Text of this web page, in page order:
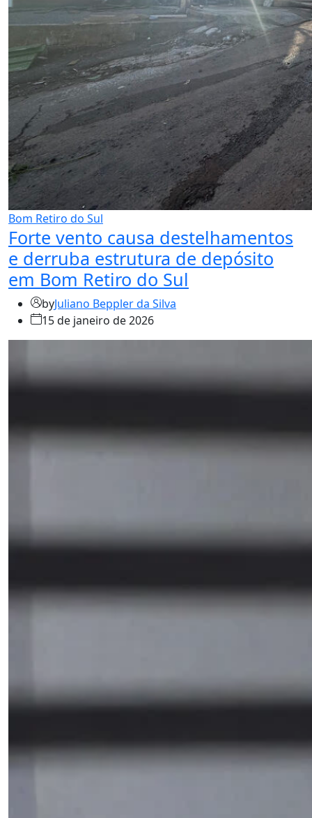
Bom Retiro do Sul
Forte vento causa destelhamentos
e derruba estrutura de depósito
em Bom Retiro do Sul
byJuliano Beppler da Silva
15 de janeiro de 2026